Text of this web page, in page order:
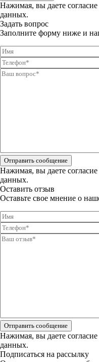
Нажимая, вы даете
данных.
Задать вопрос
Заполните форму ниже и
Отправить сообщение
Нажимая, вы даете
данных.
Оставить отзыв
Оставьте свое мнение о
Отправить сообщение
Нажимая, вы даете
данных.
Подписаться на рассылку